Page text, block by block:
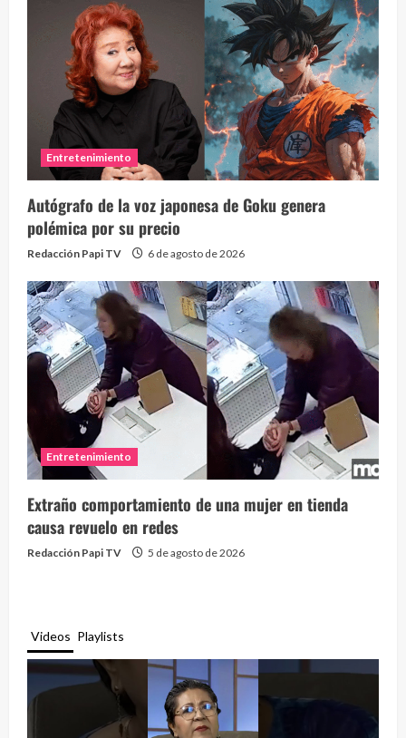
Entretenimiento
Autógrafo de la voz japonesa de Goku genera
polémica por su precio
Redacción Papi TV 6 de agosto de 2026
Entretenimiento
Extraño comportamiento de una mujer en tienda
causa revuelo en redes
Redacción Papi TV 5 de agosto de 2026
Videos Playlists